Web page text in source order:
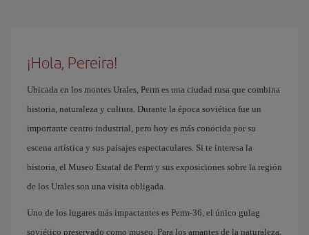
¡Hola, Pereira!
Ubicada en los montes Urales, Perm es una ciudad rusa que combina
historia, naturaleza y cultura. Durante la época soviética fue un
importante centro industrial, pero hoy es más conocida por su
escena artística y sus paisajes espectaculares. Si te interesa la
historia, el Museo Estatal de Perm y sus exposiciones sobre la región
de los Urales son una visita obligada.
Uno de los lugares más impactantes es Perm-36, el único gulag
soviético preservado como museo. Para los amantes de la naturaleza,